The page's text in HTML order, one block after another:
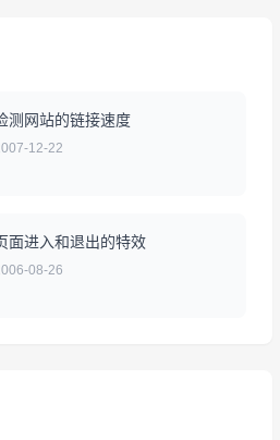
测网站的链接速度
12-22
面进入和退出的特效
08-26